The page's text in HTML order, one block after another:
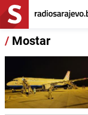
/ Mostar